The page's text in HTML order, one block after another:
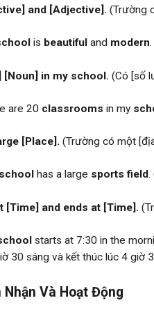
and [Adjective]. (Trường
is beautiful and modern
[Noun] in my school. (Có [số
are 20 classrooms in my
[Place]. (Trường có một
school has a large sports field.
[Time] and ends at [Time].
starts at 7:30 in the
30 sáng và kết thúc lúc 4 giờ
Nhận Và Hoạt Động